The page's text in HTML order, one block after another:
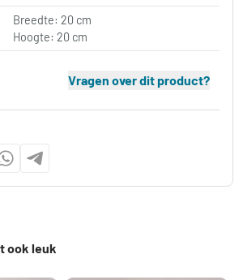
Breedte: 20 cm
Hoogte: 20 cm
Vragen over dit product?
ook leuk